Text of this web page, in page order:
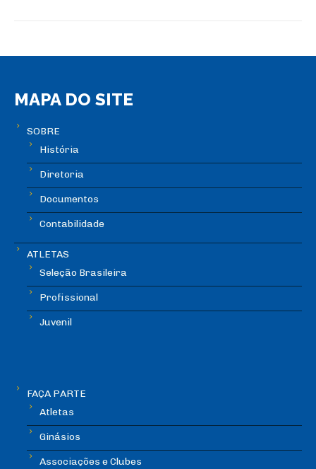
MAPA DO SITE
SOBRE
História
Diretoria
Documentos
Contabilidade
ATLETAS
Seleção Brasileira
Profissional
Juvenil
FAÇA PARTE
Atletas
Ginásios
Associações e Clubes